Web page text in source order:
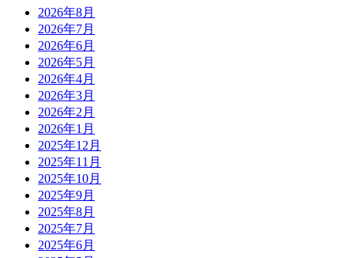
2026年8月
2026年7月
2026年6月
2026年5月
2026年4月
2026年3月
2026年2月
2026年1月
2025年12月
2025年11月
2025年10月
2025年9月
2025年8月
2025年7月
2025年6月